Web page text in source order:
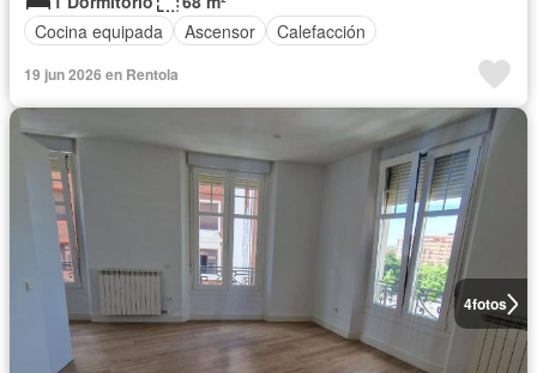
Cocina equipada
Ascensor Calefacción
19 jun 2026 en Rentola
4fotos